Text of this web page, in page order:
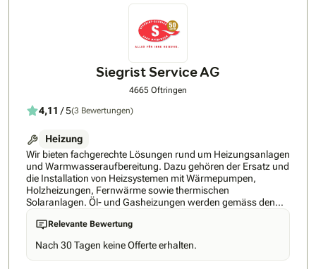
Siegrist Service AG
4665 Oftringen
4,11 / 5(3 Bewertungen)
Heizung
Wir bieten fachgerechte Lösungen rund um Heizungsanlagen
und Warmwasseraufbereitung. Dazu gehören der Ersatz und
die Installation von Heizsystemen mit Wärmepumpen,
Holzheizungen, Fernwärme sowie thermischen
Solaranlagen. Öl- und Gasheizungen werden gemäss den
gesetzlichen Möglichkeiten ebenfalls installiert.Auch den
Ersatz von Warmwasserboilern führen wir durch,
beispielsweise mit modernen Wärmepumpenboilern. Die
eingesetzten Fabrikate richten sich dabei nach
Kundenwunsch oder nach der technisch sinnvollsten
Relevante Bewertung
Nach 30 Tagen keine Offerte erhalten.